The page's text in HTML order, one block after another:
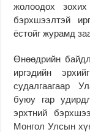
жолоодох
бэрхшээлтэй
ёстойг журамд
Өнөөдрийн
иргэдийн
судалгаагаар
буюу гар
эрхтний
Монгол Улсын